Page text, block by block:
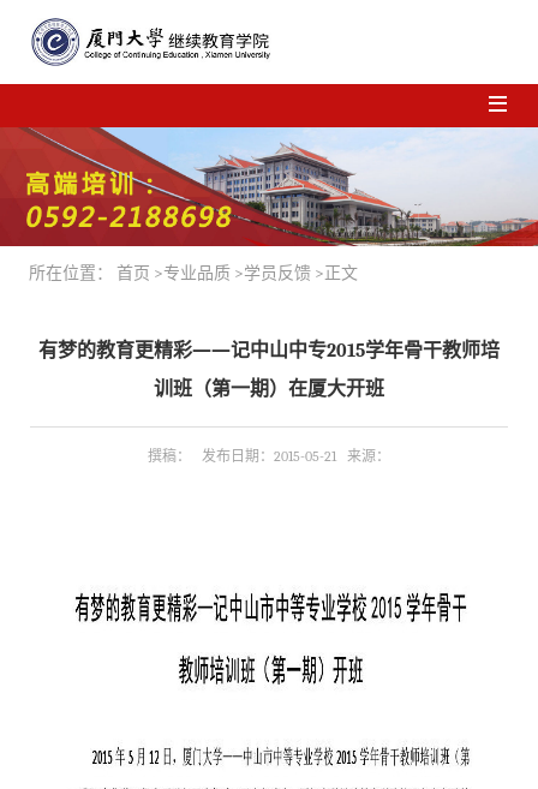
所在位置： 首页 >专业品质>学员反馈>正文
有梦的教育更精彩——记中山中专2015学年骨干教师培
训班（第一期）在厦大开班
撰稿： 发布日期：2015-05-21 来源：